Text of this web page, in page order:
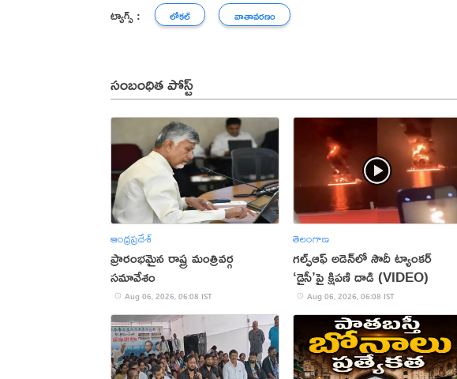
ట్యాగ్స్ : లోకల్ వాతావరణం
సంబంధిత పోస్ట్
ఆంధ్రప్రదేశ్
ప్రారంభమైన రాష్ట్ర మంత్రివర్గ
సమావేశం
Aug 06, 2026, 06:08 IST
తెలంగాణ
గల్ఫ్‌ఆఫ్‌ అడెన్‌లో సౌదీ ట్యాంకర్‌
‘డైసీ’పై క్షిపణి దాడి (VIDEO)
Aug 06, 2026, 06:08 IST